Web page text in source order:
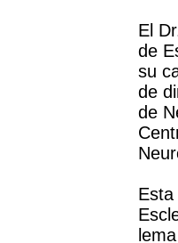
El
de
su
de
de